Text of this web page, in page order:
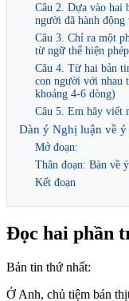
Câu 2. Dựa vào hai
người đã hành
Câu 3. Chỉ ra một
từ ngữ thể hiện
Câu 4. Từ hai bản
con người với nhau
khoảng 4-6 dòng)
Câu 5. Em hãy viết
Dàn ý Nghị luận về
Mở đoạn:
Thân đoạn: Bàn về
Kết đoạn
Đọc hai phần
Bản tin thứ nhất:
Ở Anh, chủ tiệm bán